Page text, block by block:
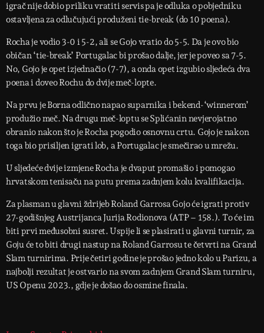
igrač nije dobio priliku vratiti servis pa je odluka o pobjedniku
ostavljena za odlučujući produženi tie-break (do 10 poena).
Rocha je vodio 3-0 i 5-2, ali se Gojo vratio do 5-5. Da je ovo bio
običan ‘tie-break’ Portugalac bi prošao dalje, jer je poveo sa 7-5.
No, Gojo je opet izjednačio (7-7), a onda opet izgubio sljedeća dva
poena i doveo Rochu do dvije meč-lopte.
Na prvu je Borna odlično napao suparnika i bekend-‘winnerom’
produžio meč. Na drugu meč-loptu se Splićanin nevjerojatno
obranio nakon što je Rocha pogodio osnovnu crtu. Gojo je nakon
toga bio prisiljen igrati lob, a Portugalac je smečirao u mrežu.
U sljedeće dvije izmjene Rocha je dvaput promašio i pomogao
hrvatskom tenisaču na putu prema zadnjem kolu kvalifikacija.
Za plasman u glavni ždrijeb Roland Garrosa Gojo će igrati protiv
27-godišnjeg Austrijanca Jurija Rodionova (ATP – 158.). To će im
biti prvi međusobni susret. Uspije li se plasirati u glavni turnir, za
Goju će to biti drugi nastup na Roland Garrosu te četvrti na Grand
Slam turnirima. Prije četiri godine je prošao jedno kolo u Parizu, a
najbolji rezultat je ostvario na svom zadnjem Grand Slam turniru,
US Openu 2023., gdje je došao do osmine finala.